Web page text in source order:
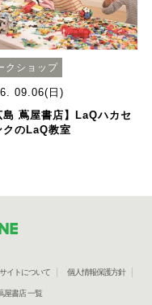
クショップ
09.06(日)
島 蔦屋書店】LaQハカセ
クのLaQ教室
イトについて 個人情報保護方針
屋書店 一覧